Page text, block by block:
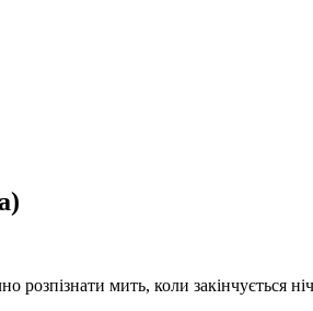
мить, коли закінчується